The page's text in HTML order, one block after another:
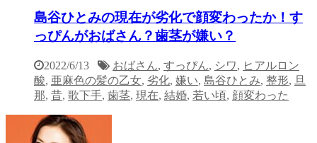
島谷ひとみの現在が劣化で顔変わったか！す
っぴんがおばさん？歯茎が嫌い？
2022/6/13 おばさん, すっぴん, シワ, ヒアルロン
酸, 亜麻色の髪の乙女, 劣化, 嫌い, 島谷ひとみ, 整形, 旦
那, 昔, 歌下手, 歯茎, 現在, 結婚, 若い頃, 顔変わった